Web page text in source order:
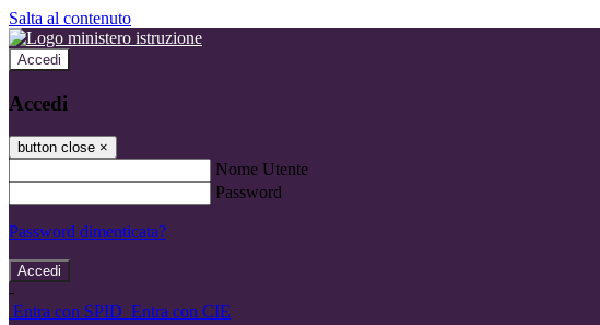
Salta al contenuto
Accedi
Accedi
button close ×
Nome Utente
Password
Password dimenticata?
-
Entra con SPID Entra con CIE